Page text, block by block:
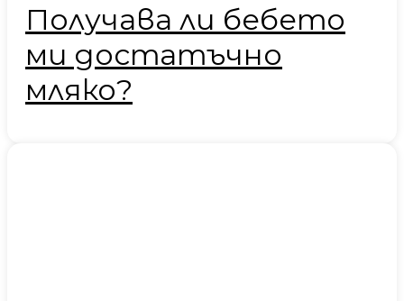
Получава ли бебето
ми достатъчно
мляко?